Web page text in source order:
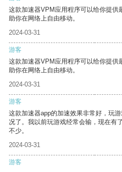
这款加速器VPM应用程序可以给你提供
助你在网络上自由移动。
2024-03-31
游客
这款加速器VPM应用程序可以给你提供
助你在网络上自由移动。
2024-03-31
游客
这款加速器app的加速效果非常好，玩
况了。我以前玩游戏经常会输，现在有
不少。
2024-03-31
游客